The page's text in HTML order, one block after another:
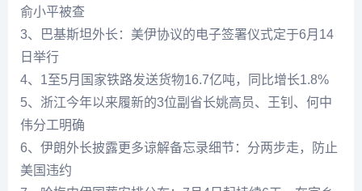
俞小平被查
3、巴基斯坦外长：美伊协议的电子签署仪式定于6月14
日举行
4、1至5月国家铁路发送货物16.7亿吨，同比增长1.8%
5、浙江今年以来履新的3位副省长姚高员、王钊、何中
伟分工明确
6、伊朗外长披露更多谅解备忘录细节：分两步走，防止
美国违约